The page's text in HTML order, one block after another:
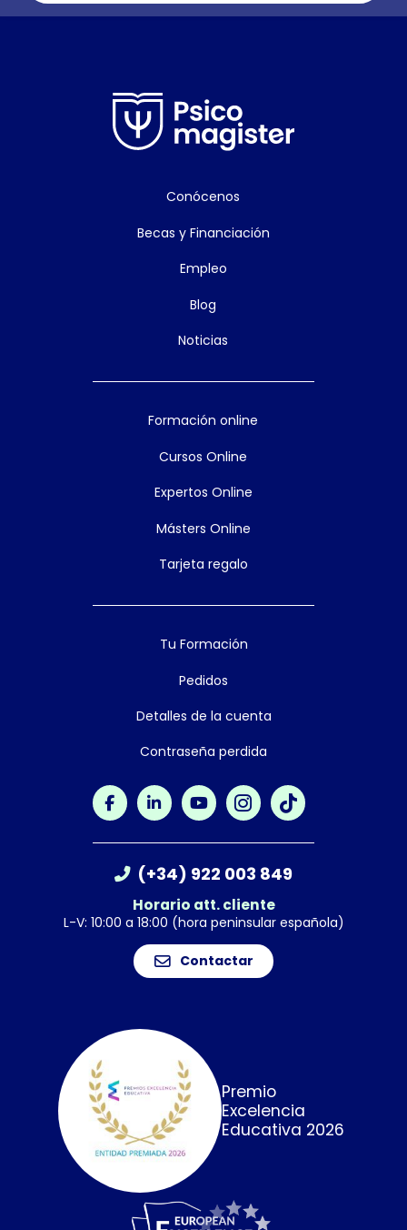
Conócenos
Becas y Financiación
Empleo
Blog
Noticias
Formación online
Cursos Online
Expertos Online
Másters Online
Tarjeta regalo
Tu Formación
Pedidos
Detalles de la cuenta
Contraseña perdida
(+34) 922 003 849
Horario att. cliente
L-V: 10:00 a 18:00 (hora peninsular española)
Contactar
Premio
Excelencia
Educativa 2026